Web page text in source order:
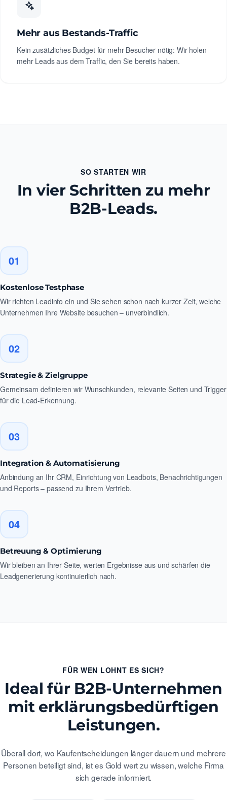
Mehr aus Bestands-Traffic
Kein zusätzliches Budget für mehr Besucher nötig: Wir holen
mehr Leads aus dem Traffic, den Sie bereits haben.
SO STARTEN WIR
In vier Schritten zu mehr
B2B-Leads.
01
Kostenlose Testphase
Wir richten Leadinfo ein und Sie sehen schon nach kurzer Zeit, welche
Unternehmen Ihre Website besuchen – unverbindlich.
02
Strategie & Zielgruppe
Gemeinsam definieren wir Wunschkunden, relevante Seiten und Trigger
für die Lead-Erkennung.
03
Integration & Automatisierung
Anbindung an Ihr CRM, Einrichtung von Leadbots, Benachrichtigungen
und Reports – passend zu Ihrem Vertrieb.
04
Betreuung & Optimierung
Wir bleiben an Ihrer Seite, werten Ergebnisse aus und schärfen die
Leadgenerierung kontinuierlich nach.
FÜR WEN LOHNT ES SICH?
Ideal für B2B-Unternehmen
mit erklärungsbedürftigen
Leistungen.
Überall dort, wo Kaufentscheidungen länger dauern und mehrere
Personen beteiligt sind, ist es Gold wert zu wissen, welche Firma
sich gerade informiert.